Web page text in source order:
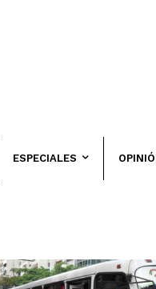
ESPECIALES